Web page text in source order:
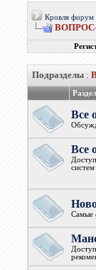
Кровля форум
Подразделы :
Раздел
Все
Все
систем
Самые